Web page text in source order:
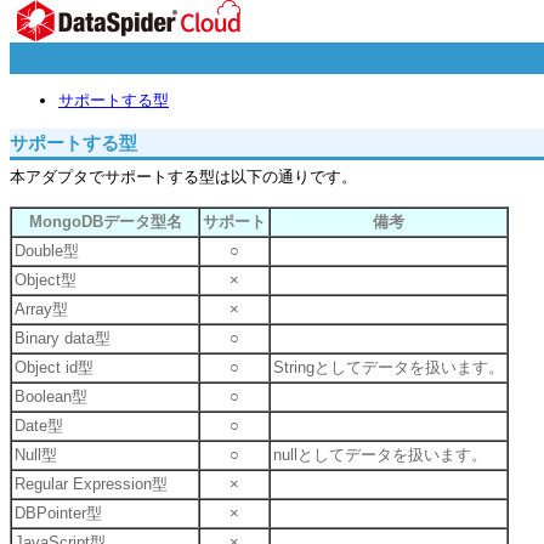
サポートする型
サポートする型
本アダプタでサポートする型は以下の通りです。
MongoDBデータ型名 サポート
備考
Double型
○
Object型
×
Array型
×
Binary data型
○
Object id型
○
Stringとしてデータを扱います。
Boolean型
○
Date型
○
Null型
○
nullとしてデータを扱います。
Regular Expression型
×
DBPointer型
×